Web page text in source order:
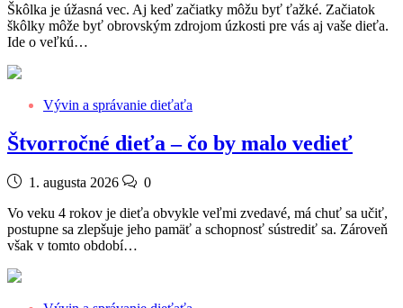
Škôlka je úžasná vec. Aj keď začiatky môžu byť ťažké. Začiatok
škôlky môže byť obrovským zdrojom úzkosti pre vás aj vaše dieťa.
Ide o veľkú…
Vývin a správanie dieťaťa
Štvorročné dieťa – čo by malo vedieť
1. augusta 2026
0
Vo veku 4 rokov je dieťa obvykle veľmi zvedavé, má chuť sa učiť,
postupne sa zlepšuje jeho pamäť a schopnosť sústrediť sa. Zároveň
však v tomto období…